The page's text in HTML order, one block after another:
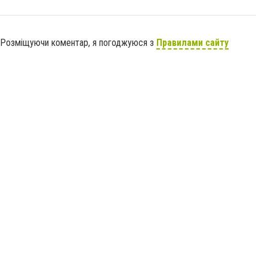
Розміщуючи коментар, я погоджуюся з Правилами сайту